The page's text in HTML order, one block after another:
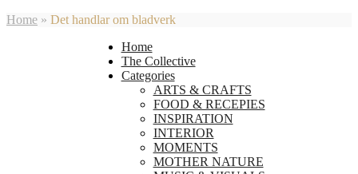
Home » Det handlar om bladverk
Home
The Collective
Categories
ARTS & CRAFTS
FOOD & RECEPIES
INSPIRATION
INTERIOR
MOMENTS
MOTHER NATURE